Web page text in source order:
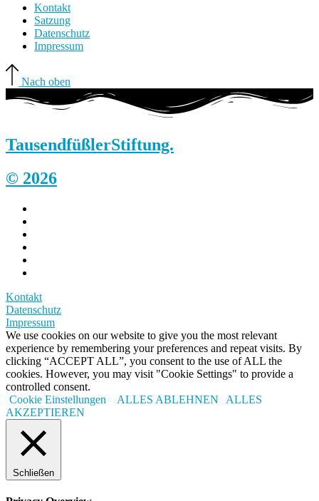
Kontakt
Satzung
Datenschutz
Impressum
Nach oben
TausendfüßlerStiftung.
© 2026
Kontakt
Datenschutz
Impressum
We use cookies on our website to give you the most relevant
experience by remembering your preferences and repeat visits. By
clicking “ACCEPT ALL”, you consent to the use of ALL the
cookies. However, you may visit "Cookie Settings" to provide a
controlled consent.
Cookie Einstellungen
ALLES ABLEHNEN
ALLES
AKZEPTIEREN
Schließen